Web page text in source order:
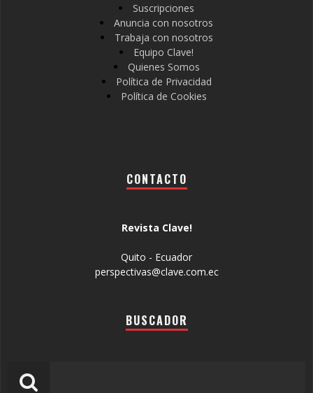
Suscripciones
Anuncia con nosotros
Trabaja con nosotros
Equipo Clave!
Quienes Somos
Política de Privacidad
Política de Cookies
CONTACTO
Revista Clave!
Quito - Ecuador
perspectivas@clave.com.ec
BUSCADOR